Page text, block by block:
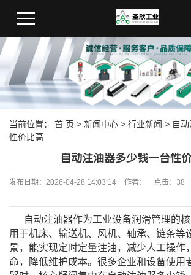
当前位置： 首 页 > 新闻中心 > 行业新闻 > 自动
性价比高
自动注油器多少钱一台性
发布日期： 2026-04-28 14:03:14 作者： 点击： 38
自动注油器作为工业设备润滑管理的
用于机床、输送机、风机、轴承、链条等
景，能实现定时定量注油，减少人工操作
命，降低维护成本。很多企业和设备使用